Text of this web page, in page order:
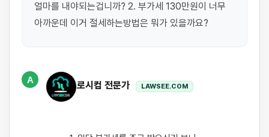
얼마를 내야되는겁니까? 2. 부가세 130만원이 너무
아까운데 이거 절세하는방법은 뭐가 있을까요?
A
로시컴 전문가 LAWSEE.COM